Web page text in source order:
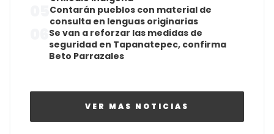
Contarán pueblos con material de
consulta en lenguas originarias
Se van a reforzar las medidas de
seguridad en Tapanatepec, confirma
Beto Parrazales
VER MAS NOTICIAS